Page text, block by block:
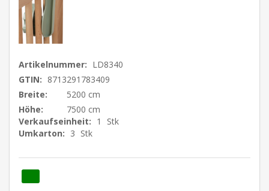
Artikelnummer: LD8340
GTIN: 8713291783409
Breite:
5200 cm
Höhe:
7500 cm
Verkaufseinheit: 1
Stk
Umkarton: 3 Stk